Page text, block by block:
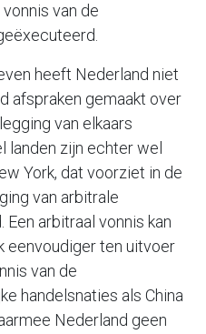
van de
heeft Nederland niet
afspraken gemaakt over
van elkaars
landen zijn echter wel
York, dat voorziet in de
van arbitrale
arbitraal vonnis kan
eenvoudiger ten uitvoer
van de
handelsnaties als China
Nederland geen